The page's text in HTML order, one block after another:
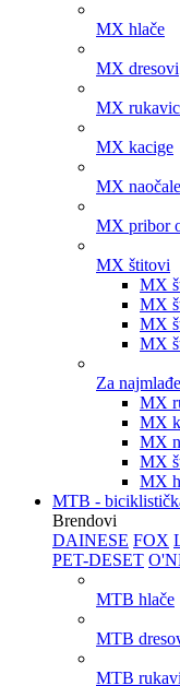
MX hlače
MX dresovi
MX
MX kacige
MX naočale
MX pribor
MX štitovi
MX
MX
MX
MX
Za najmlađe
MX
MX
MX
MX
MX
MTB -
Brendovi
DAINESE FOX
PET-DESET
MTB hlače
MTB
MTB